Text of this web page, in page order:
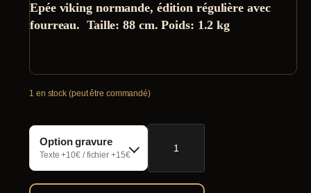
Epée viking normande, édition régulière avec
fourreau. Taille: 88 cm. Poids: 1.2 kg
1 en stock (peut être commandé)
Option gravure
Texte +10€ / fichier +15€
quantité
viking